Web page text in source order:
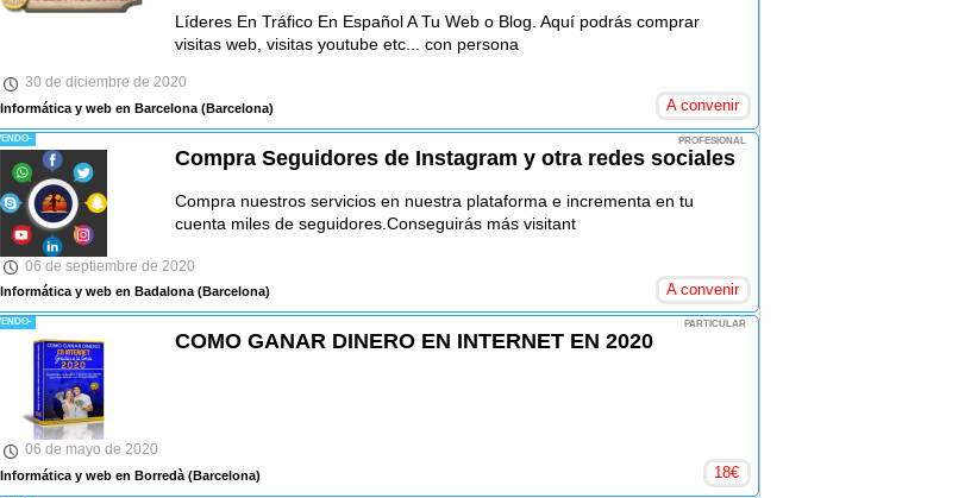
Líderes En Tráfico En Español A Tu Web o Blog. Aquí podrás comprar
visitas web, visitas youtube etc... con persona
30 de diciembre de 2020
Informática y web en Barcelona(Barcelona) A convenir
PROFESIONAL
Compra Seguidores de Instagram y otra redes sociales
Compra nuestros servicios en nuestra plataforma e incrementa en tu
cuenta miles de seguidores.Conseguirás más visitant
06 de septiembre de 2020
Informática y web en Badalona(Barcelona) A convenir
PARTICULAR
COMO GANAR DINERO EN INTERNET EN 2020
06 de mayo de 2020
Informática y web en Borredà(Barcelona) 18€